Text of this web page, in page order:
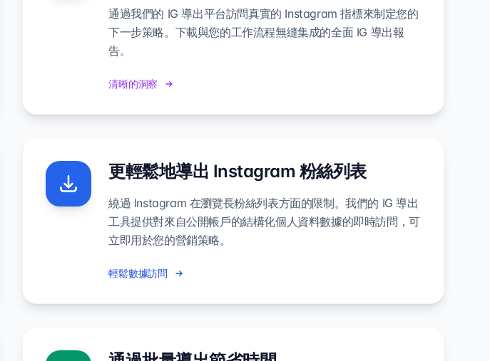
通過我們的 IG 導出平台訪問真實的 Instagram 指標來制定您的
下一步策略。下載與您的工作流程無縫集成的全面 IG 導出報
告。
清晰的洞察
更輕鬆地導出 Instagram 粉絲列表
繞過 Instagram 在瀏覽長粉絲列表方面的限制。我們的 IG 導出
工具提供對來自公開帳戶的結構化個人資料數據的即時訪問，可
立即用於您的營銷策略。
輕鬆數據訪問